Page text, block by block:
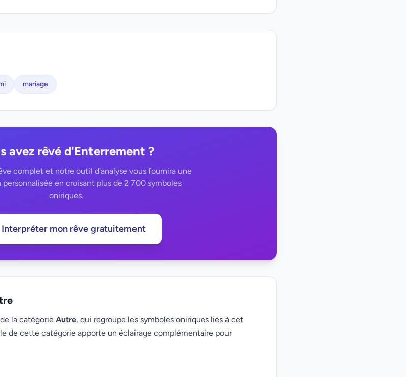
mariage
avez rêvé d'Enterrement ?
complet et notre outil d'analyse vous fournira une
en croisant plus de 2 700 symboles
oniriques.
Interpréter mon rêve gratuitement
la catégorie Autre, qui regroupe les symboles oniriques liés à cet
de cette catégorie apporte un éclairage complémentaire pour